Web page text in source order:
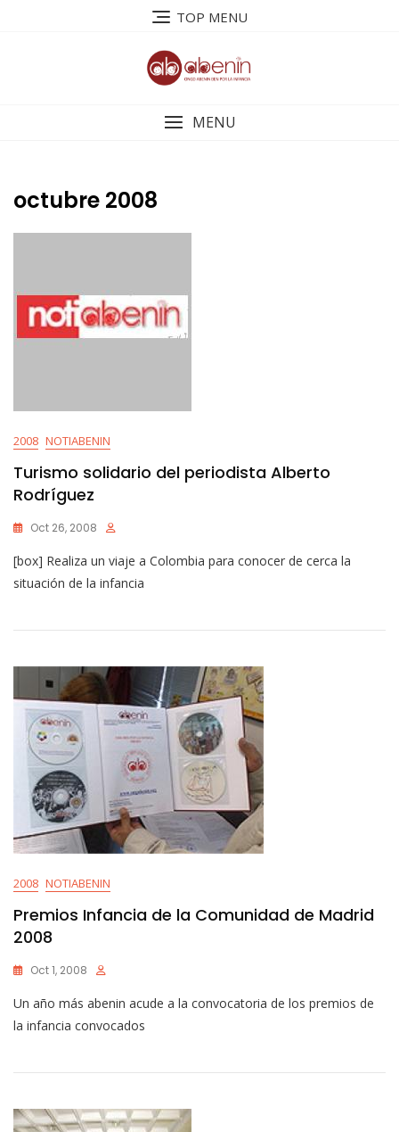
TOP MENU
MENU
octubre 2008
2008 NOTIABENIN
Turismo solidario del periodista Alberto
Rodríguez
Oct 26, 2008
[box] Realiza un viaje a Colombia para conocer de cerca la
situación de la infancia
2008 NOTIABENIN
Premios Infancia de la Comunidad de Madrid
2008
Oct 1, 2008
Un año más abenin acude a la convocatoria de los premios de
la infancia convocados